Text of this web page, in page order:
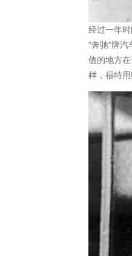
经过一年
“奔驰”牌
值的地方
样，福特